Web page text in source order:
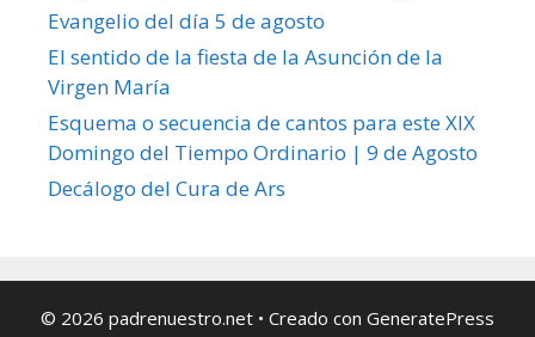
Evangelio del día 5 de agosto
El sentido de la fiesta de la Asunción de la
Virgen María
Esquema o secuencia de cantos para este XIX
Domingo del Tiempo Ordinario | 9 de Agosto
Decálogo del Cura de Ars
© 2026 padrenuestro.net • Creado con GeneratePress